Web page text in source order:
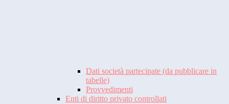
Dati società partecipate (da pubblicare in
tabelle)
Provvedimenti
Enti di diritto privato controllati